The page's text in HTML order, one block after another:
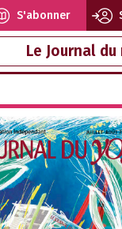
S'abonner
Le Journal du